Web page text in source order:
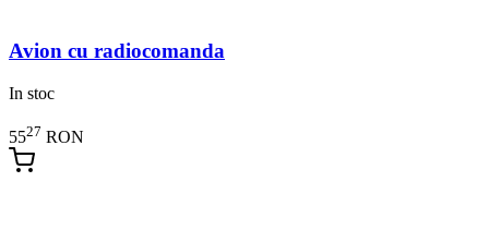
Avion cu radiocomanda
In stoc
5527 RON